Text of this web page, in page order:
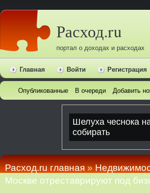
Расход.ru
портал о доходах и расходах
Главная Войти Регистрация
Опубликованные В очереди Добавить
Расход.ru главная»
Москве отреставрируют под